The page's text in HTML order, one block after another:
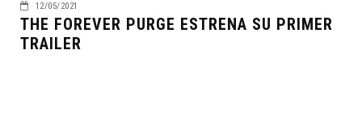
12/05/2021
THE FOREVER PURGE ESTRENA SU PRIMER
TRAILER